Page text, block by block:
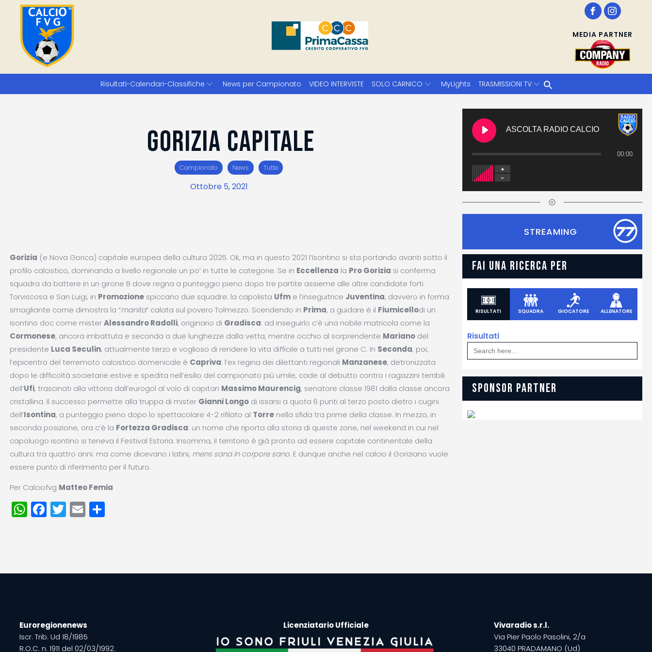
MEDIA PARTNER
Risultati-Calendari-Classifiche News per Campionato VIDEO INTERVISTE SOLO CARNICO MyLights TRASMISSIONI TV
Gorizia Capitale
Campionato News Tutte
Ottobre 5, 2021
Gorizia (e Nova Gorica) capitale europea della cultura 2025. Ok, ma in questo 2021 l’Isontino si sta portando avanti sotto il
profilo calcistico, dominando a livello regionale un po’ in tutte le categorie. Se in Eccellenza la Pro Gorizia si conferma
squadra da battere in un girone B dove regna a punteggio pieno dopo tre partite assieme alle altre candidate forti
Torviscosa e San Luigi, in Promozione spiccano due squadre: la capolista Ufm e l’inseguitrice Juventina, davvero in forma
smagliante come dimostra la “manita” calata sul povero Tolmezzo. Scendendo in Prima, a guidare è il Fiumicellodi un
isontino doc come misterAlessandro Radolli, originario di Gradisca: ad inseguirlo c’è una nobile matricola come la
Cormonese, ancora imbattuta e seconda a due lunghezze dalla vetta, mentre occhio al sorprendente Mariano del
presidente Luca Seculin, attualmente terzo e voglioso di rendere la vita difficile a tutti nel girone C. In Seconda, poi,
l’epicentro del terremoto calcistico domenicale è Capriva: l’ex regina dei dilettanti regionali Manzanese, detronizzata
dopo le difficoltà societarie estive e spedita nell’esilio del campionato più umile, cade al debutto contro i ragazzini terribili
dell’Ufi, trascinati alla vittoria dall’eurogol al volo di capitan Massimo Maurencig, senatore classe 1981 dalla classe ancora
cristallina. Il successo permette alla truppa di mister Gianni Longo di issarsi a quota 6 punti al terzo posto dietro i cugini
dell’Isontina, a punteggio pieno dopo lo spettacolare 4-2 rifilato al Torre nella sfida tra prime della classe. In mezzo, in
seconda posizione, ora c’è la Fortezza Gradisca: un nome che riporta alla storia di queste zone, nel weekend in cui nel
capoluogo isontino si teneva il Festival Estoria. Insomma, il territorio è già pronto ad essere capitale continentale della
cultura tra quattro anni: ma come dicevano i latini, mens sana in corpore sano. E dunque anche nel calcio il Goriziano vuole
essere punto di riferimento per il futuro.
Per Calciofvg Matteo Femia
WhatsApp
Facebook
Twitter
Email
ASCOLTA RADIO CALCIO
00:00
STREAMING
FAI UNA RICERCA PER
RISULTATI SQUADRA GIOCATORE ALLENATORE
Risultati
Search
for:
SPONSOR PARTNER
Euroregionenews
Iscr. Trib. Ud 18/1985
R.O.C. n. 1911 del 02/03/1992.
Licenziatario Ufficiale
Vivaradio s.r.l.
Via Pier Paolo Pasolini, 2/a
33040 PRADAMANO (Ud)